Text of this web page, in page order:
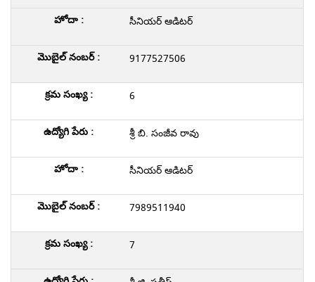
సీనియర్ ఆడిటర్
9177527506
6
శ్రీ బి. సంజీవ రావు
సీనియర్ ఆడిటర్
7989511940
7